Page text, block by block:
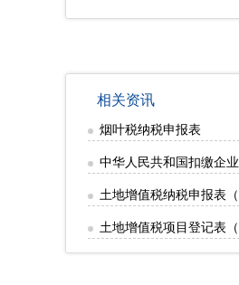
相关资讯
烟叶税纳税申报表
中华人民共和国扣缴企
土地增值税纳税申报表
土地增值税项目登记表